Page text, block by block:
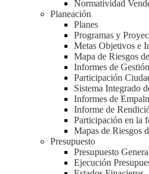
Normatividad
Planeación
Planes
Programas y
Metas Objetivos e
Mapa de Riesgos
Informes de Gestión
Participación
Sistema Integrado
Informes de
Informe de
Participación en la
Mapas de Riesgos
Presupuesto
Presupuesto
Ejecución